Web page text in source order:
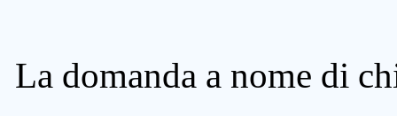
La domanda a nome di